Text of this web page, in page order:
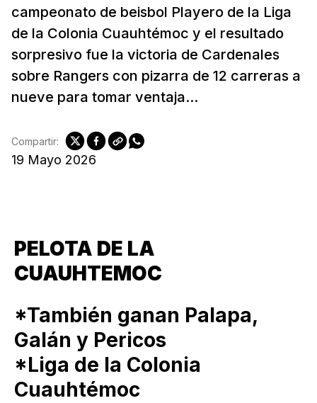
campeonato de beisbol Playero de la Liga
de la Colonia Cuauhtémoc y el resultado
sorpresivo fue la victoria de Cardenales
sobre Rangers con pizarra de 12 carreras a
nueve para tomar ventaja...
19 Mayo 2026
Compartir:
PELOTA DE LA
CUAUHTEMOC
*También ganan Palapa,
Galán y Pericos
*Liga de la Colonia
Cuauhtémoc